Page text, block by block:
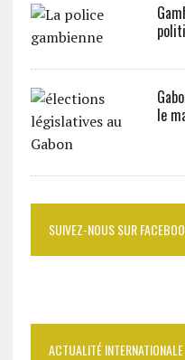
le
SUIVEZ-NOUS SUR
ACTUALITÉ INTERNATIONALE